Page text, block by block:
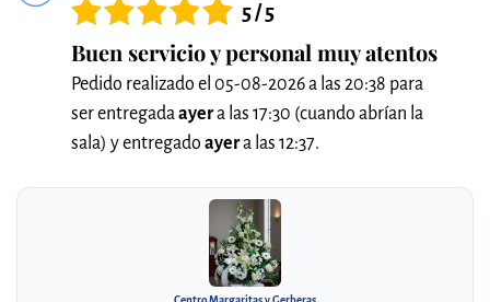
5 / 5
Buen servicio y personal muy atentos
Pedido realizado el 05-08-2026 a las 20:38 para
ser entregadaayera las 17:30 (cuando abrían la
sala) y entregado ayera las 12:37.